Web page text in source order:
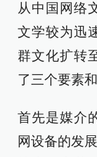
从中国网络
文学较为迅
群文化扩转
了三个要素和
首先是媒介
网设备的发